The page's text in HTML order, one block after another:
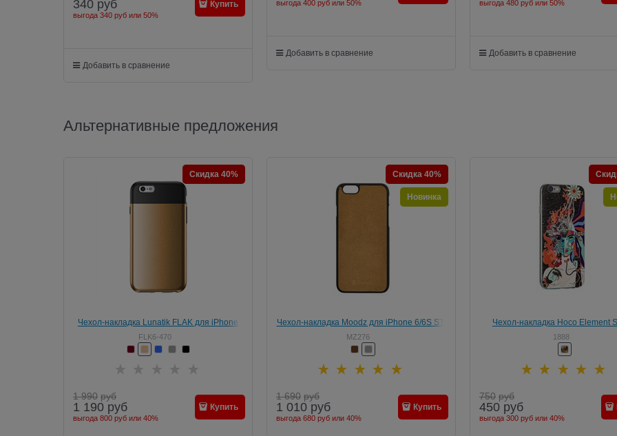
340 руб
выгода 340 руб или 50%
Купить
Добавить в сравнение
выгода 400 руб или 50%
Добавить в сравнение
выгода 480 руб или 50%
Добавить в сравнение
Альтернативные предложения
Чехол-накладка Lunatik FLAK для iPhone
6/6s
FLK6-470
Скидка 40%
1 990 руб
1 190 руб
выгода 800 руб или 40%
Купить
Чехол-накладка Moodz для iPhone 6/6S ST-
A Series Hard
MZ276
Скидка 40%
Новинка
1 690 руб
1 010 руб
выгода 680 руб или 40%
Купить
Чехол-накладка Hoco Element
God&Animal для Apple iPhone 6/6s
1888
750 руб
450 руб
выгода 300 руб или 40%